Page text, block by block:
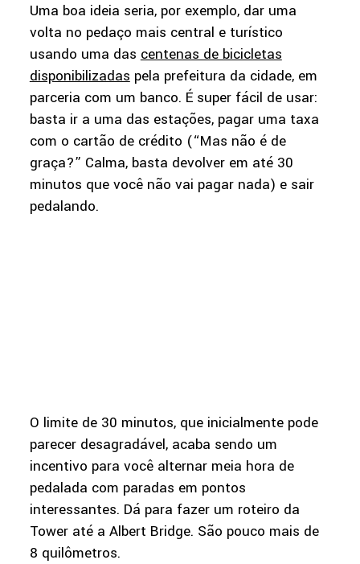
Uma boa ideia seria, por exemplo, dar uma
volta no pedaço mais central e turístico
usando uma dascentenas de bicicletas
disponibilizadaspela prefeitura da cidade, em
parceria com um banco. É super fácil de usar:
basta ir a uma das estações, pagar uma taxa
com o cartão de crédito (“Mas não é de
graça?” Calma, basta devolver em até 30
minutos que você não vai pagar nada) e sair
pedalando.
O limite de 30 minutos, que inicialmente pode
parecer desagradável, acaba sendo um
incentivo para você alternar meia hora de
pedalada com paradas em pontos
interessantes. Dá para fazer um roteiro da
Tower até a Albert Bridge. São pouco mais de
8 quilômetros.